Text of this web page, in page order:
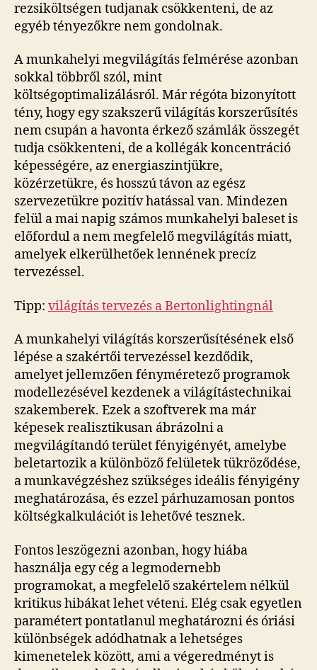
rezsiköltségen tudjanak csökkenteni, de az
egyéb tényezőkre nem gondolnak.
A munkahelyi megvilágítás felmérése azonban
sokkal többről szól, mint
költségoptimalizálásról. Már régóta bizonyított
tény, hogy egy szakszerű világítás korszerűsítés
nem csupán a havonta érkező számlák összegét
tudja csökkenteni, de a kollégák koncentráció
képességére, az energiaszintjükre,
közérzetükre, és hosszú távon az egész
szervezetükre pozitív hatással van. Mindezen
felül a mai napig számos munkahelyi baleset is
előfordul a nem megfelelő megvilágítás miatt,
amelyek elkerülhetőek lennének precíz
tervezéssel.
Tipp: világítás tervezés a Bertonlightingnál
A munkahelyi világítás korszerűsítésének első
lépése a szakértői tervezéssel kezdődik,
amelyet jellemzően fényméretező programok
modellezésével kezdenek a világítástechnikai
szakemberek. Ezek a szoftverek ma már
képesek realisztikusan ábrázolni a
megvilágítandó terület fényigényét, amelybe
beletartozik a különböző felületek tükröződése,
a munkavégzéshez szükséges ideális fényigény
meghatározása, és ezzel párhuzamosan pontos
költségkalkulációt is lehetővé tesznek.
Fontos leszögezni azonban, hogy hiába
használja egy cég a legmodernebb
programokat, a megfelelő szakértelem nélkül
kritikus hibákat lehet véteni. Elég csak egyetlen
paramétert pontatlanul meghatározni és óriási
különbségek adódhatnak a lehetséges
kimenetelek között, ami a végeredményt is